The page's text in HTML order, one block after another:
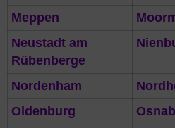
Meppen
Neustadt am
Rübenberge
Nordenham
Oldenburg